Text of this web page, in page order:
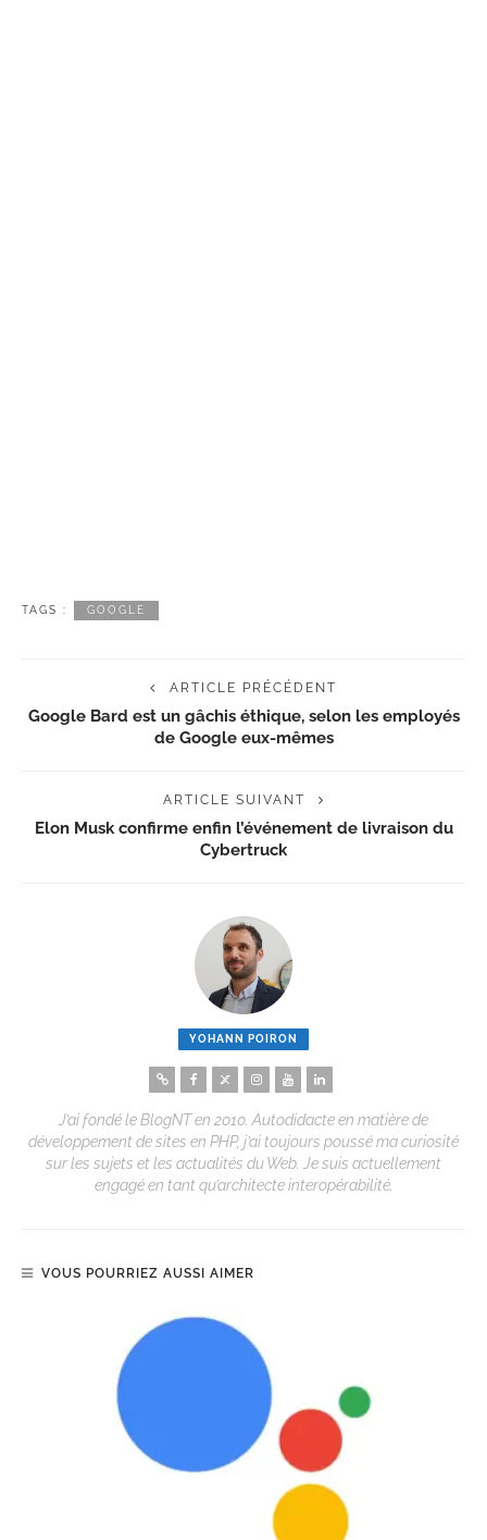
TAGS : GOOGLE
ARTICLE PRÉCÉDENT
Google Bard est un gâchis éthique, selon les employés
de Google eux-mêmes
ARTICLE SUIVANT
Elon Musk confirme enfin l’événement de livraison du
Cybertruck
YOHANN POIRON
J’ai fondé le BlogNT en 2010. Autodidacte en matière de
développement de sites en PHP, j’ai toujours poussé ma curiosité
sur les sujets et les actualités du Web. Je suis actuellement
engagé en tant qu’architecte interopérabilité.
VOUS POURRIEZ AUSSI AIMER